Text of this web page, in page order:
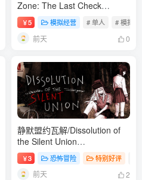
# 类 Rogue
Zone: The Last Check
v1.1.13.1981|模拟经营|容量
12.7GB|免安装绿色中文版
￥5 模拟经营 # 单人 # 模拟
前天 0
# 动作
静默盟约瓦解/Dissolution of
the Silent Union
Build.24450155|恐怖冒险|容
量1GB|免安装绿色中文版
￥3 恐怖冒险 特别好评
前天 2